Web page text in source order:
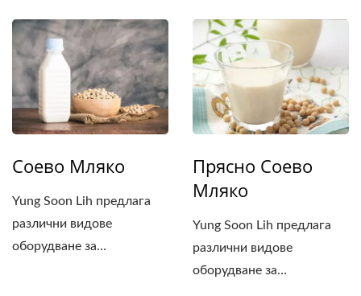
Соево Мляко
Yung Soon Lih предлага
различни видове
оборудване за
Прясно Соево
Мляко
Yung Soon Lih предлага
различни видове
оборудване за